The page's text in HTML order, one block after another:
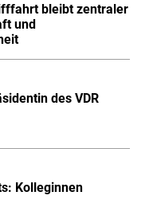
bleibt zentraler
und
des VDR
Kolleginnen